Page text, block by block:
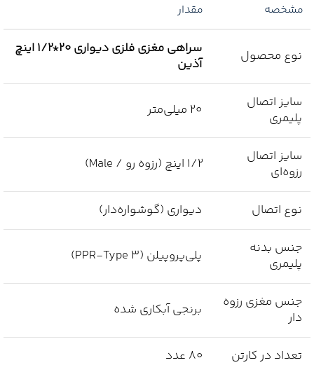
مشخصه مقدار
نوع محصول
سراهی مغزی فلزی دیواری 20*1/2 اینچ
آذین
سایز اتصال
پلیمری
20 میلی‌متر
سایز اتصال
رزوه‌ای
1/2 اینچ (رزوه رو / Male)
نوع اتصال دیواری (گوشواره‌دار)
جنس بدنه
پلیمری
پلی‌پروپیلن (PPR-Type 3)
جنس مغزی رزوه
دار
برنجی آبکاری شده
تعداد در کارتن 80 عدد